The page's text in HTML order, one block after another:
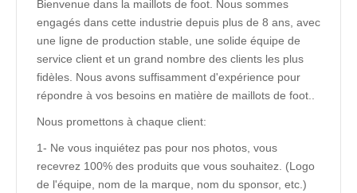
Bienvenue dans la maillots de foot. Nous sommes
engagés dans cette industrie depuis plus de 8 ans, avec
une ligne de production stable, une solide équipe de
service client et un grand nombre des clients les plus
fidèles. Nous avons suffisamment d'expérience pour
répondre à vos besoins en matière de maillots de foot..
Nous promettons à chaque client:
1- Ne vous inquiétez pas pour nos photos, vous
recevrez 100% des produits que vous souhaitez. (Logo
de l'équipe, nom de la marque, nom du sponsor, etc.)